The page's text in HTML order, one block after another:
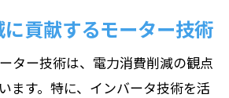
貢献するモーター技術
ター技術は、電力消費削減の観点
ます。特に、インバータ技術を活